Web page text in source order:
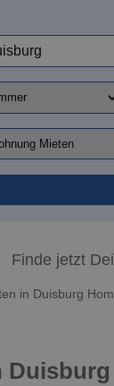
Finde jetzt
in Duisburg
Duisburg